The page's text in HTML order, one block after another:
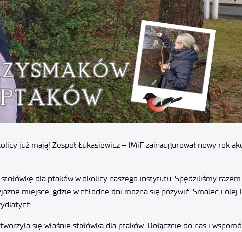
już mają! Zespół Łukasiewicz – IMiF zainaugurował nowy rok
dla ptaków w okolicy naszego instytutu. Spędziliśmy
miejsce, gdzie w chłodne dni można się pożywić. Smalec i olej
się właśnie stołówka dla ptaków. Dołączcie do nas i